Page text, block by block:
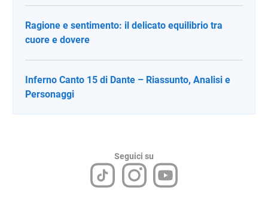
Ragione e sentimento: il delicato equilibrio tra
cuore e dovere
Inferno Canto 15 di Dante – Riassunto, Analisi e
Personaggi
Seguici su